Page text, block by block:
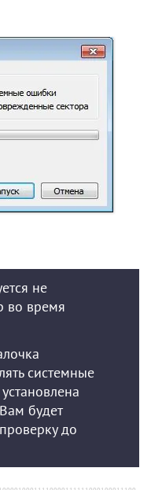
не
во время
системные
будет
до